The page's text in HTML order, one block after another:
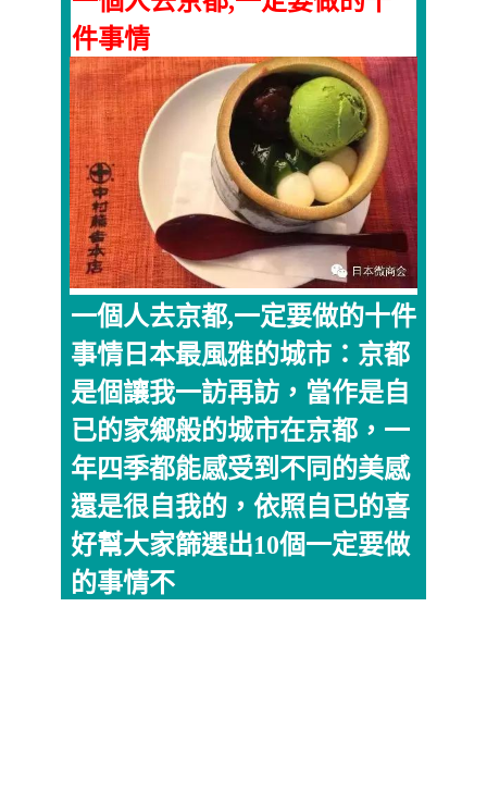
件事情
一個人去京都,一定要做的十件
事情日本最風雅的城市：京都
是個讓我一訪再訪，當作是自
已的家鄉般的城市在京都，一
年四季都能感受到不同的美感
還是很自我的，依照自已的喜
好幫大家篩選出10個一定要做
的事情不